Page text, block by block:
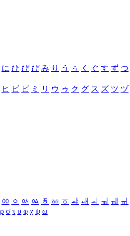
に ひ び ぴ み り う ぅ く ぐ す ず つ
ヒ ビ ピ ミ リ ウ ゥ ク グ ス ズ ツ ヅ
ㆀ ㆁ ㆂ ㆃ ㆄ ㆅ ㆆ ㆇ ㆈ ㆉ ㆊ ㆋ ㆌ
ρ σ τ υ φ χ ψ ω